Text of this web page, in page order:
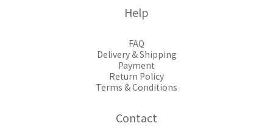
Help
FAQ
Delivery & Shipping
Payment
Return Policy
Terms & Conditions
Contact